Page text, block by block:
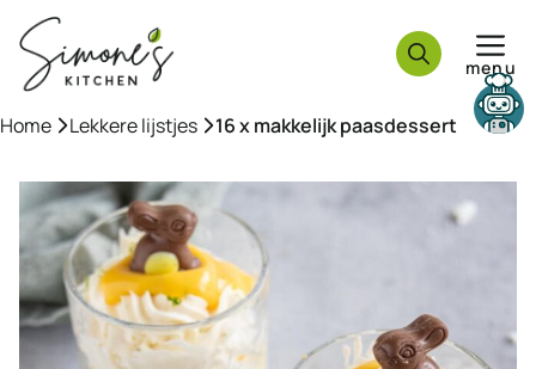
naar
inhoud
menu
Home »Lekkere lijstjes »16 x makkelijk paasdessert
Need help?